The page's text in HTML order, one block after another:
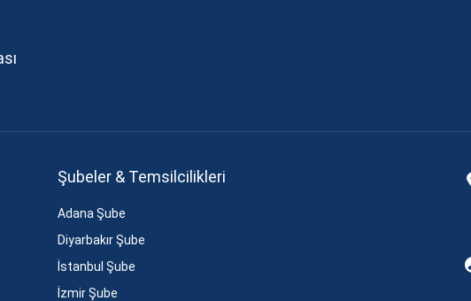
Şubeler & Temsilcilikleri
Adana Şube
Diyarbakır Şube
İstanbul Şube
İzmir Şube